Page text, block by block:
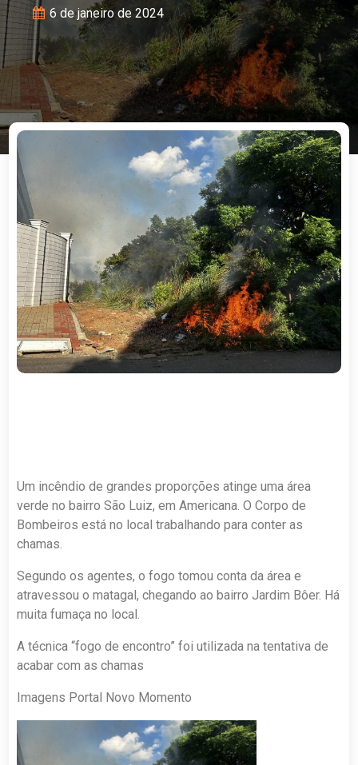
6 de janeiro de 2024
Um incêndio de grandes proporções atinge uma área
verde no bairro São Luiz, em Americana. O Corpo de
Bombeiros está no local trabalhando para conter as
chamas.
Segundo os agentes, o fogo tomou conta da área e
atravessou o matagal, chegando ao bairro Jardim Bôer. Há
muita fumaça no local.
A técnica “fogo de encontro” foi utilizada na tentativa de
acabar com as chamas
Imagens Portal Novo Momento